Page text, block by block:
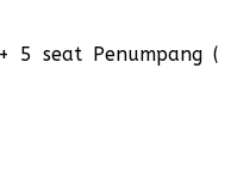
5 seat Penumpang (